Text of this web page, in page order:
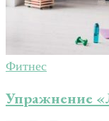
Фитнес
Упражнение